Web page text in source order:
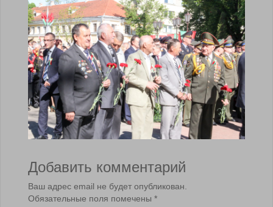
Добавить комментарий
Ваш адрес email не будет опубликован.
Обязательные поля помечены *